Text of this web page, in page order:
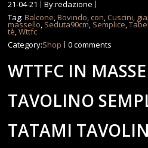
21-04-21
By:redazione
Tag:Balcone,Bovindo, con, Cuscini,
massello, Seduta90cm, Semplice,
tè,Wttfc
Category:Shop 0 comments
WTTFC IN
TAVOLINO
TATAMI